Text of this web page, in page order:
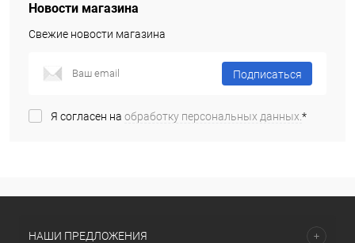
Новости магазина
Свежие новости магазина
Подписаться
Я согласен на обработку персональных данных.*
НАШИ ПРЕДЛОЖЕНИЯ